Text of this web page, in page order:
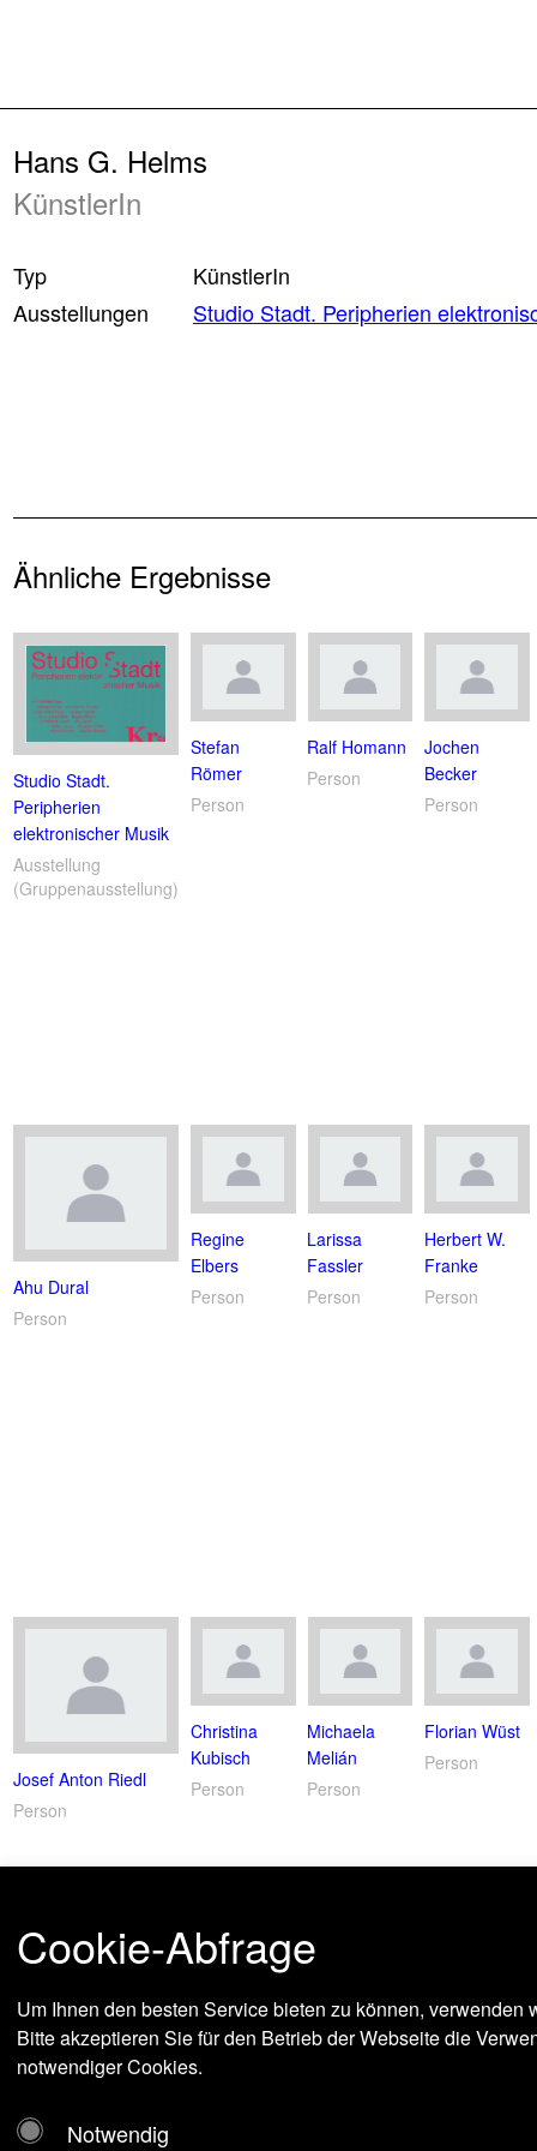
Cookie-Abfrage
Um Ihnen den besten Service bieten zu können, verwenden
Bitte akzeptieren Sie für den Betrieb der Webseite die
notwendiger Cookies.
Notwendig
Hans G. Helms
KünstlerIn
Typ
KünstlerIn
Ausstellungen
Studio Stadt. Peripherien
Ähnliche Ergebnisse
Studio Stadt.
Peripherien
elektronischer Musik
Ausstellung
(Gruppenausstellung)
Stefan
Römer
Person
Ralf Homann
Person
Jochen
Becker
Person
Ahu Dural
Person
Regine
Elbers
Person
Larissa
Fassler
Person
Herbert W.
Franke
Person
Josef Anton Riedl
Person
Christina
Kubisch
Person
Michaela
Melián
Person
Florian Wüst
Person